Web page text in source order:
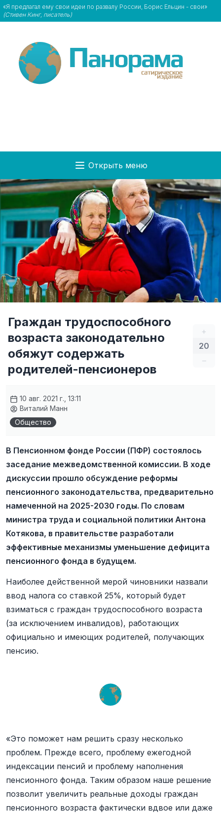
«Я предлагал ему свои идеи по развалу России, Борис Ельцин - свои»
(Стивен Кинг, писатель)
Открыть меню
+
20
–
Граждан трудоспособного
возраста законодательно
обяжут содержать
родителей-пенсионеров
10 авг. 2021 г., 13:11
Виталий Манн
Общество
В Пенсионном фонде России (ПФР) состоялось
заседание межведомственной комисcии. В ходе
дискуссии прошло обсуждение реформы
пенсионного законодательства, предварительно
намеченной на 2025-2030 годы. По словам
министра труда и социальной политики Антона
Котякова, в правительстве разработали
эффективные механизмы уменьшение дефицита
пенсионного фонда в будущем.
Наиболее действенной мерой чиновники назвали
ввод налога со ставкой 25%, который будет
взиматься с граждан трудоспособного возраста
(за исключением инвалидов), работающих
официально и имеющих родителей, получающих
пенсию.
«Это поможет нам решить сразу несколько
проблем. Прежде всего, проблему ежегодной
индексации пенсий и проблему наполнения
пенсионного фонда. Таким образом наше решение
позволит увеличить реальные доходы граждан
пенсионного возраста фактически вдвое или даже